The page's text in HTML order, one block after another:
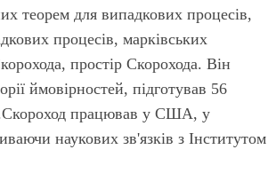
теорем для випадкових процесів,
процесів, марківських
простір Скорохода. Він
ймовірностей, підготував 56
працював у США, у
наукових зв'язків з Інститутом